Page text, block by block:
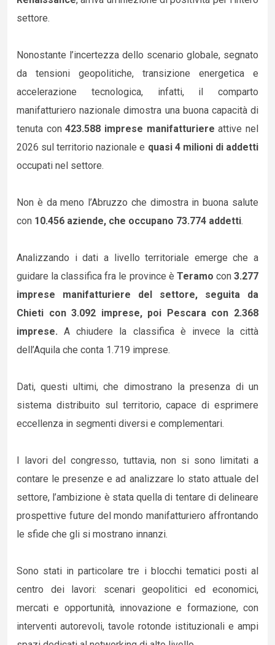
settore.
Nonostante l’incertezza dello scenario globale, segnato
da tensioni geopolitiche, transizione energetica e
accelerazione tecnologica, infatti, il comparto
manifatturiero nazionale dimostra una buona capacità di
tenuta con423.588 imprese manifatturiere attive nel
2026 sul territorio nazionale e quasi 4 milioni di addetti
occupati nel settore.
Non è da meno l’Abruzzo che dimostra in buona salute
con 10.456 aziende, che occupano 73.774 addetti.
Analizzando i dati a livello territoriale emerge che a
guidare la classifica fra le province è Teramo con 3.277
imprese manifatturiere del settore, seguita da
Chieti con 3.092 imprese, poi Pescara con 2.368
imprese.A chiudere la classifica è invece la città
dell’Aquila che conta 1.719 imprese.
Dati, questi ultimi, che dimostrano la presenza di un
sistema distribuito sul territorio, capace di esprimere
eccellenza in segmenti diversi e complementari.
I lavori del congresso, tuttavia, non si sono limitati a
contare le presenze e ad analizzare lo stato attuale del
settore, l’ambizione è stata quella di tentare di delineare
prospettive future del mondo manifatturiero affrontando
le sfide che gli si mostrano innanzi.
Sono stati in particolare tre i blocchi tematici posti al
centro dei lavori: scenari geopolitici ed economici,
mercati e opportunità, innovazione e formazione, con
interventi autorevoli, tavole rotonde istituzionali e ampi